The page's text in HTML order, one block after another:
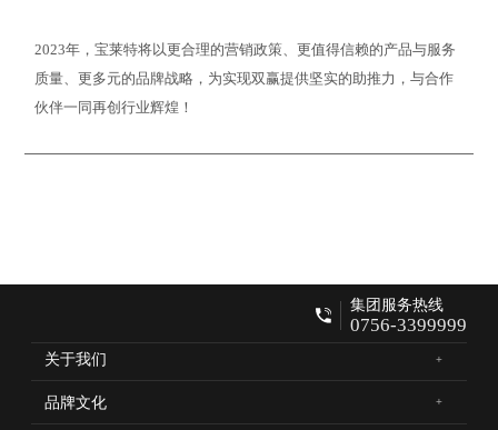
齐力共进 首战告捷
本次会议是宝莱特30周年之际首次合作伙伴洽谈会，超额完成首战
2023年，宝莱特将以更合理的营销政策、更值得信赖的产品与服务
质量、更多元的品牌战略，为实现双赢提供坚实的助推力，与合作
伙伴一同再创行业辉煌！